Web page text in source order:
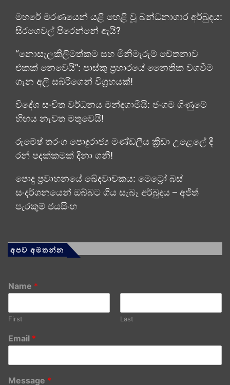
මහරේ මරණයෙන් යළි හෙළි වූ බන්ධනාගාර අර්බුදය:
සිරගෙවල් පිරෙන්නේ ඇයි?
“නොසැලකිලිමත්කම සහ මිනීමැරුම් චේතනාව
එකක් නෙවෙයි”: පාස්කු ප්‍රහාරයේ නෛතික වගවීම
ගැන අලි සබ්රිගෙන් විග්‍රහයක්!
විදේශ සංචිත වර්ධනය මන්දගාමීයි: ජංගම ගිණුමේ
හිඟය නැවත මතුවෙයි!
රුමේෂ් තරංග පොදුරාජ්‍ය මණ්ඩලීය ක්‍රීඩා උළෙලේ දී
රන් පදක්කමක් දිනා ගනී!
පොදු ප්‍රවාහනයේ ඛේදවාචකය: මෙට්‍රෝ බස්
සංදර්ශනයෙන් ඔබ්බට ගිය සැබෑ අර්බුදය – අජිත්
පැරකුම් ජයසිංහ
අපව අමතන්න
Name *
First Last
Email *
Message *